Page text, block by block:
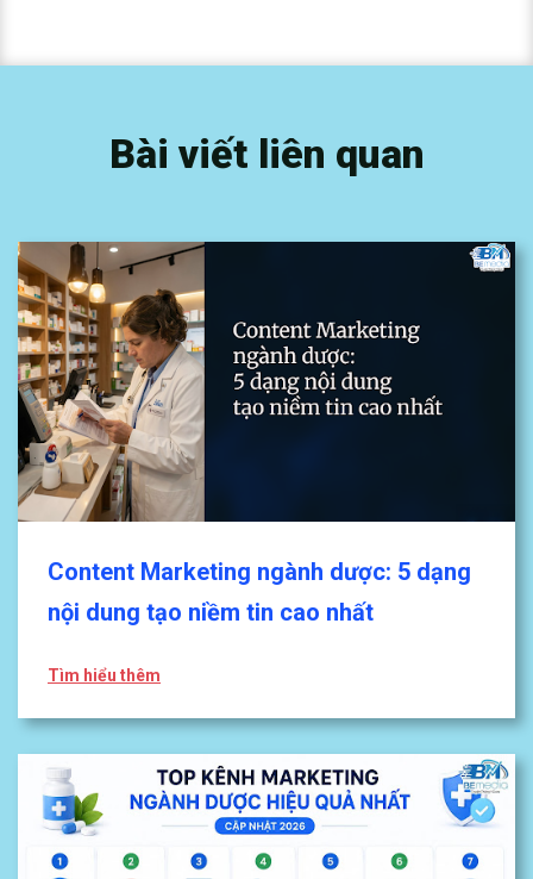
Bài viết liên quan
Content Marketing ngành dược: 5 dạng
nội dung tạo niềm tin cao nhất
Tìm hiểu thêm